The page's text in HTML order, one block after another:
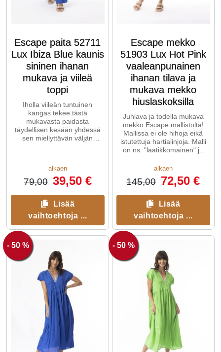
Escape paita 52711
Lux Ibiza Blue kaunis
sininen ihanan
mukava ja viileä
toppi
Iholla viileän tuntuinen
kangas tekee tästä
mukavasta paidasta
täydellisen kesään yhdessä
sen miellyttävän väljän
alkaen
79,00 39,50 €
Lisää
vaihtoehtoja ...
Escape mekko
51903 Lux Hot Pink
vaaleanpunainen
ihanan tilava ja
mukava mekko
hiuslaskoksilla
Juhlava ja todella mukava
mekko Escape mallistolta!
Mallissa ei ole hihoja eikä
istutettuja hartialinjoja. Malli
on ns. "laatikkomainen" ja
alkaen
145,00 72,50 €
Lisää
vaihtoehtoja ...
- 50 % - 50 %